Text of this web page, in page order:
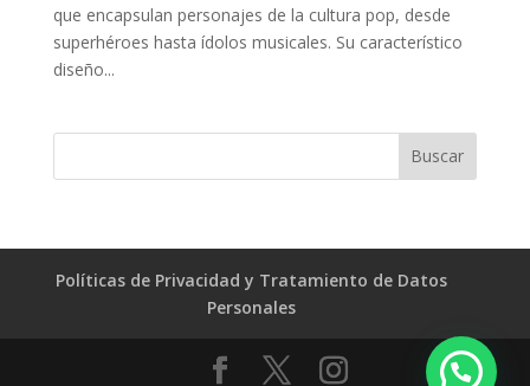
que encapsulan personajes de la cultura pop, desde
superhéroes hasta ídolos musicales. Su característico
diseño...
Políticas de Privacidad y Tratamiento de Datos
Personales